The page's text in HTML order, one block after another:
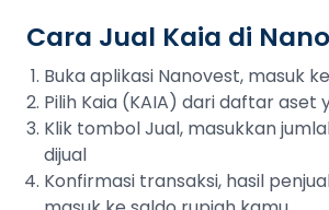
Cara Jual Kaia di
Buka aplikasi Nanovest, masuk
Pilih Kaia (KAIA) dari daftar aset
Klik tombol Jual, masukkan
dijual
Konfirmasi transaksi, hasil